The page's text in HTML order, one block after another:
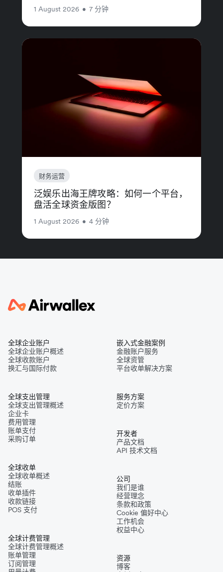
1 August 2026 • 7 分钟
财务运营
泛娱乐出海王牌攻略：如何一个平台，
盘活全球资金版图？
1 August 2026 • 4 分钟
全球企业账户
全球企业账户概述
全球收款账户
换汇与国际付款
全球支出管理
全球支出管理概述
企业卡
费用管理
账单支付
采购订单
全球收单
全球收单概述
结账
收单插件
收款链接
POS 支付
全球计费管理
全球计费管理概述
账单管理
订阅管理
嵌入式金融案例
金融账户服务
全球资管
平台收单解决方案
服务方案
定价方案
开发者
产品文档
API 技术文档
公司
我们是谁
经营理念
条款和政策
Cookie 偏好中心
工作机会
权益中心
资源
博客